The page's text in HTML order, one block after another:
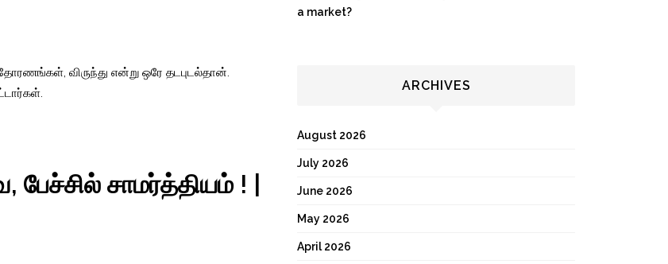
விருந்து என்று ஒரே தடபுடல்தான்.
சாமர்த்தியம் ! |
a market?
ARCHIVES
August 2026
July 2026
June 2026
May 2026
April 2026